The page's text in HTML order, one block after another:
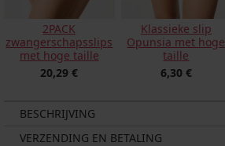
2PACK
zwangerschapsslips
met hoge taille
20,29 €
Klassieke slip
Opunsia met hoge
taille
6,30 €
BESCHRIJVING
VERZENDING EN BETALING